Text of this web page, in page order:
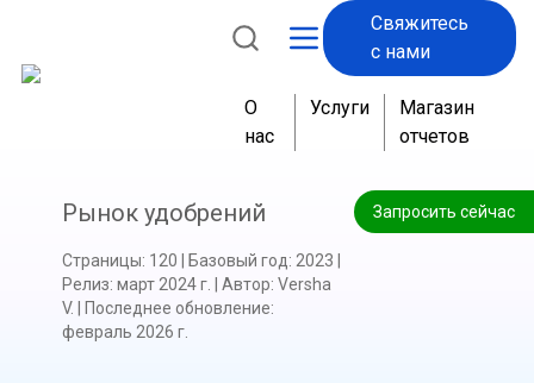
Свяжитесь
с нами
О
нас
Услуги
Магазин
отчетов
Запросить сейчас
Рынок удобрений
Страницы: 120 Базовый год: 2023
Релиз: март 2024 г. Автор: Versha
V.
Последнее обновление:
февраль 2026 г.